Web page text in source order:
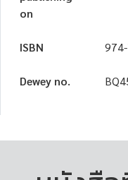
on
ISBN
Dewey no.